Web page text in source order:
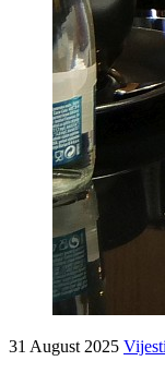
31 August 2025 Vijesti